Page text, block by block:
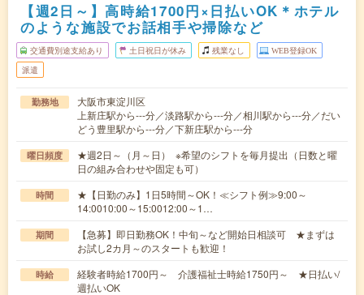
【週2日～】高時給1700円×日払いOK＊ホテル
のような施設でお話相手や掃除など
交通費別途支給あり 土日祝日が休み 残業なし WEB登録OK
派遣
勤務地
大阪市東淀川区
上新庄駅から---分／淡路駅から---分／相川駅から---分／だい
どう豊里駅から---分／下新庄駅から---分
曜日頻度
★週2日～（月～日） ※希望のシフトを毎月提出（日数と曜
日の組み合わせや固定も可）
時間
★【日勤のみ】1日5時間～OK！≪シフト例≫9:00～
14:0010:00～15:0012:00～1…
期間
【急募】即日勤務OK！中旬～など開始日相談可 ★まずは
お試し2カ月～のスタートも歓迎！
時給
経験者時給1700円～ 介護福祉士時給1750円～ ★日払い/
週払いOK